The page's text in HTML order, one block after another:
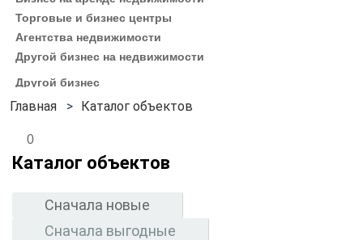
Торговые и бизнес центры
Агентства недвижимости
Другой бизнес на недвижимости
Другой бизнес
Каталог объектов
0
Каталог объектов
Сначала новые
Сначала выгодные